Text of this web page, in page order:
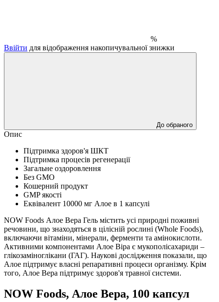
%
Ввійти для відображення накопичувальної знижки
До обраного
Опис
Підтримка здоров'я ШКТ
Підтримка процесів регенерації
Загальне оздоровлення
Без GMO
Кошерний продукт
GMP якості
Еквівалент 10000 мг Алое в 1 капсулі
NOW Foods Алое Вера Гель містить усі природні поживні
речовини, що знаходяться в цілісній рослині (Whole Foods),
включаючи вітаміни, мінерали, ферменти та амінокислоти.
Активними компонентами Алое Віра є мукополісахариди –
глікозаміноглікани (ГАГ). Наукові дослідження показали, що
Алое підтримує власні репаративні процеси організму. Крім
того, Алое Вера підтримує здоров'я травної системи.
NOW Foods, Алое Вера, 100 капсул